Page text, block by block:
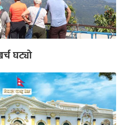
घट्यो